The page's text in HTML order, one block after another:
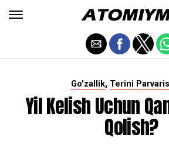
Go'zallik, Terini
Yil Kelish Uchun
Qolish?